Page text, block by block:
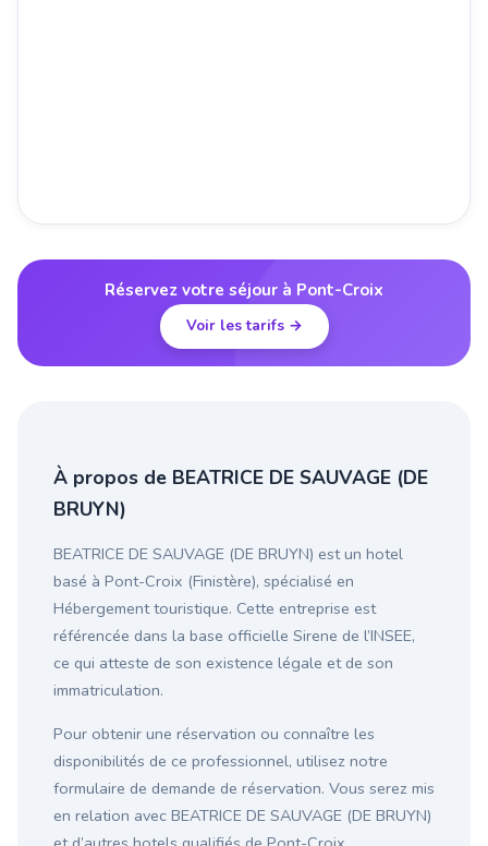
Réservez votre séjour à Pont-Croix
Voir les tarifs →
À propos de BEATRICE DE SAUVAGE (DE
BRUYN)
BEATRICE DE SAUVAGE (DE BRUYN) est un hotel
basé à Pont-Croix (Finistère), spécialisé en
Hébergement touristique. Cette entreprise est
référencée dans la base officielle Sirene de l’INSEE,
ce qui atteste de son existence légale et de son
immatriculation.
Pour obtenir une réservation ou connaître les
disponibilités de ce professionnel, utilisez notre
formulaire de demande de réservation. Vous serez mis
en relation avec BEATRICE DE SAUVAGE (DE BRUYN)